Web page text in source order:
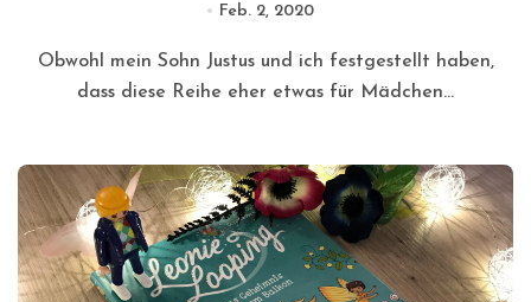
Feb. 2, 2020
Obwohl mein Sohn Justus und ich festgestellt haben,
dass diese Reihe eher etwas für Mädchen...